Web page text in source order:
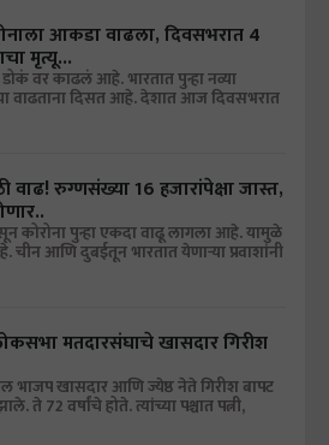
आकडा वाढला, दिवसभरात 4
मृत्यू...
वर काढलं आहे. भारतात पुन्हा नव्या
वाढताना दिसत आहे. देशात आज दिवसभरात
वाढ! रुग्णसंख्या 16 हजारांपेक्षा जास्त,
कोरोना पुन्हा एकदा वाढू लागला आहे. यामुळे
आणि दुबईतून भारतात येणार्‍या प्रवाशांनी
मतदारसंघाचे खासदार गिरीश
भाजप खासदार आणि ज्येष्ठ नेते गिरीश बापट
ते 72 वर्षांचे होते. त्यांच्या पश्चात पत्नी,